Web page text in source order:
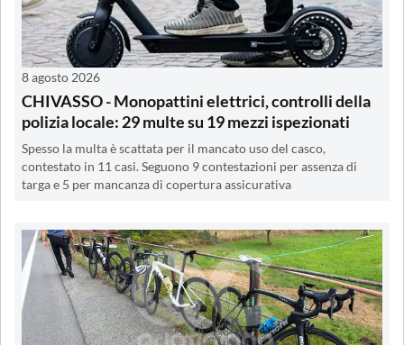
8 agosto 2026
CHIVASSO - Monopattini elettrici, controlli della
polizia locale: 29 multe su 19 mezzi ispezionati
Spesso la multa è scattata per il mancato uso del casco,
contestato in 11 casi. Seguono 9 contestazioni per assenza di
targa e 5 per mancanza di copertura assicurativa